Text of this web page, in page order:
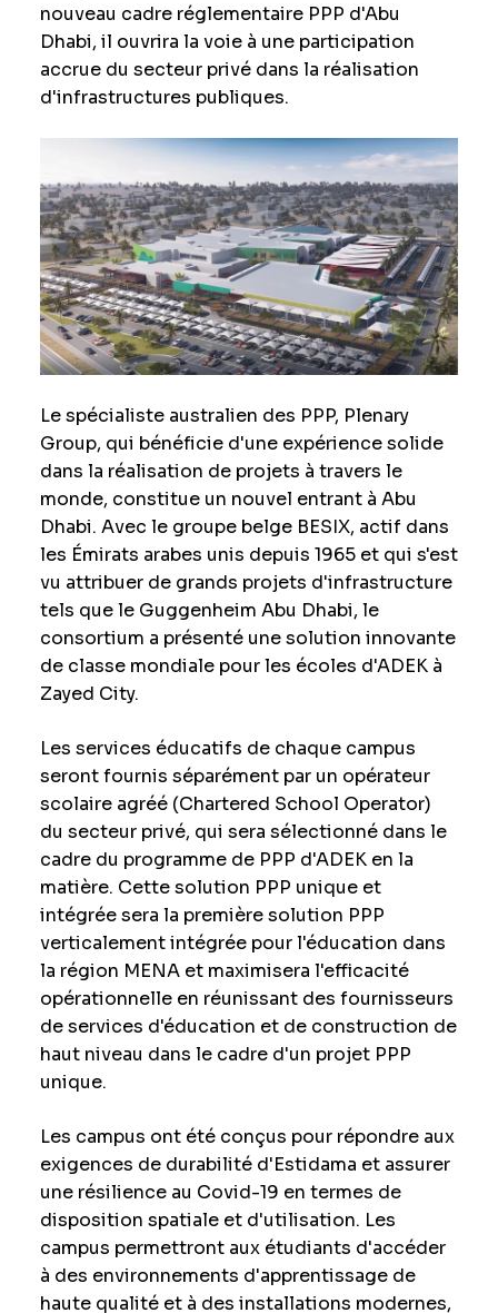
nouveau cadre réglementaire PPP d'Abu
Dhabi, il ouvrira la voie à une participation
accrue du secteur privé dans la réalisation
d'infrastructures publiques.
Le spécialiste australien des PPP, Plenary
Group, qui bénéficie d'une expérience solide
dans la réalisation de projets à travers le
monde, constitue un nouvel entrant à Abu
Dhabi. Avec le groupe belge BESIX, actif dans
les Émirats arabes unis depuis 1965 et qui s'est
vu attribuer de grands projets d'infrastructure
tels que le Guggenheim Abu Dhabi, le
consortium a présenté une solution innovante
de classe mondiale pour les écoles d'ADEK à
Zayed City.
Les services éducatifs de chaque campus
seront fournis séparément par un opérateur
scolaire agréé (Chartered School Operator)
du secteur privé, qui sera sélectionné dans le
cadre du programme de PPP d'ADEK en la
matière. Cette solution PPP unique et
intégrée sera la première solution PPP
verticalement intégrée pour l'éducation dans
la région MENA et maximisera l'efficacité
opérationnelle en réunissant des fournisseurs
de services d'éducation et de construction de
haut niveau dans le cadre d'un projet PPP
unique.
Les campus ont été conçus pour répondre aux
exigences de durabilité d'Estidama et assurer
une résilience au Covid-19 en termes de
disposition spatiale et d'utilisation. Les
campus permettront aux étudiants d'accéder
à des environnements d'apprentissage de
haute qualité et à des installations modernes,